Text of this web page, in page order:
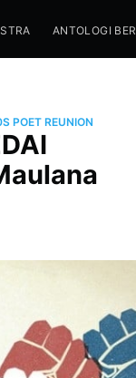
ANTOLOGI
POET REUNION